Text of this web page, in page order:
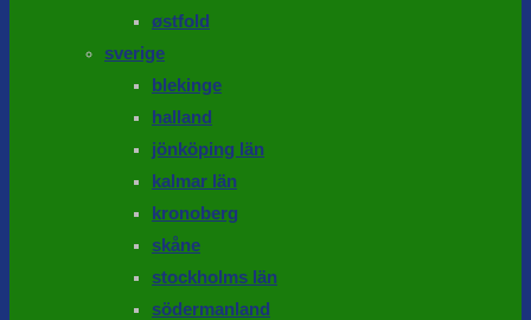
østfold
sverige
blekinge
halland
jönköping län
kalmar län
kronoberg
skåne
stockholms län
södermanland